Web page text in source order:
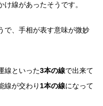
線があったそうです。
で、手相が表す意味が微妙
線といった3本の線で出来て
線が交わり1本の線になって